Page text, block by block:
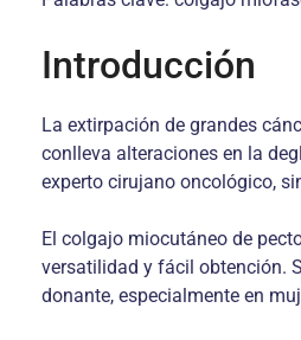
Introducción
La extirpación de grandes
conlleva alteraciones en la
experto cirujano oncológico,
El colgajo miocutáneo de
versatilidad y fácil obtención.
donante, especialmente en